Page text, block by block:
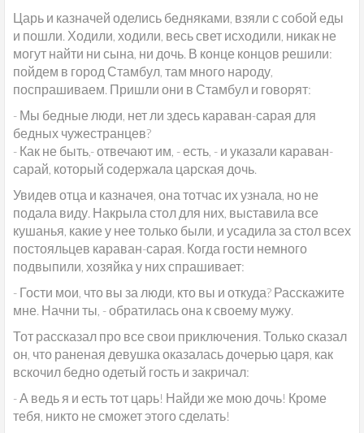
Царь и казначей оделись бедняками, взяли с собой еды
и пошли. Ходили, ходили, весь свет исходили, никак не
могут найти ни сына, ни дочь. В конце концов решили:
пойдем в город Стамбул, там много народу,
поспрашиваем. Пришли они в Стамбул и говорят:
- Мы бедные люди, нет ли здесь караван-сарая для
бедных чужестранцев?
- Как не быть,- отвечают им, - есть, - и указали караван-
сарай, который содержала царская дочь.
Увидев отца и казначея, она тотчас их узнала, но не
подала виду. Накрыла стол для них, выставила все
кушанья, какие у нее только были, и усадила за стол всех
постояльцев караван-сарая. Когда гости немного
подвыпили, хозяйка у них спрашивает:
- Гости мои, что вы за люди, кто вы и откуда? Расскажите
мне. Начни ты, - обратилась она к своему мужу.
Тот рассказал про все свои приключения. Только сказал
он, что раненая девушка оказалась дочерью царя, как
вскочил бедно одетый гость и закричал:
- А ведь я и есть тот царь! Найди же мою дочь! Кроме
тебя, никто не сможет этого сделать!